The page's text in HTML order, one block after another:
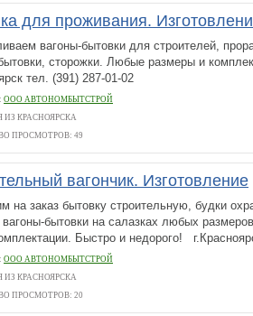
для проживания.
вагоны-бытовки для строителей,
сторожки. Любые размеры и
тел. (391) 287-01-02
ООО АВТОНОМБЫТСТРОЙ
КРАСНОЯРСКА
ПРОСМОТРОВ: 49
вагончик. Изготовление
на заказ бытовку строительную, будки
вагоны-бытовки на салазках любых
Быстро и недорого!
ООО АВТОНОМБЫТСТРОЙ
КРАСНОЯРСКА
ПРОСМОТРОВ: 20